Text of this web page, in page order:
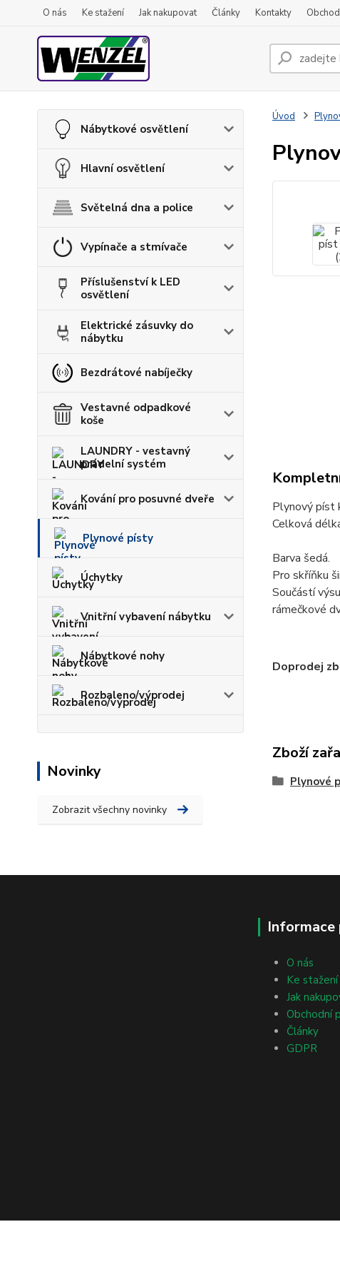
O nás Ke stažení Jak nakupovat Články Kontakty
Nábytkové osvětlení
Hlavní osvětlení
Světelná dna a police
Vypínače a stmívače
Příslušenství k LED
osvětlení
Elektrické zásuvky do
nábytku
Bezdrátové nabíječky
Vestavné odpadkové
koše
LAUNDRY - vestavný
prádelní systém
Kování pro posuvné dveře
Plynové písty
Úchytky
Vnitřní vybavení nábytku
Nábytkové nohy
Rozbaleno/výprodej
Novinky
Zobrazit všechny novinky
Úvod
Plynový píst
Celková
Barva šedá.
Pro skříňku
Součástí
rámečkové
Doprodej
Zboží
Plynové
Informace
O nás
Ke stažení
Jak
Obchodní
Články
GDPR